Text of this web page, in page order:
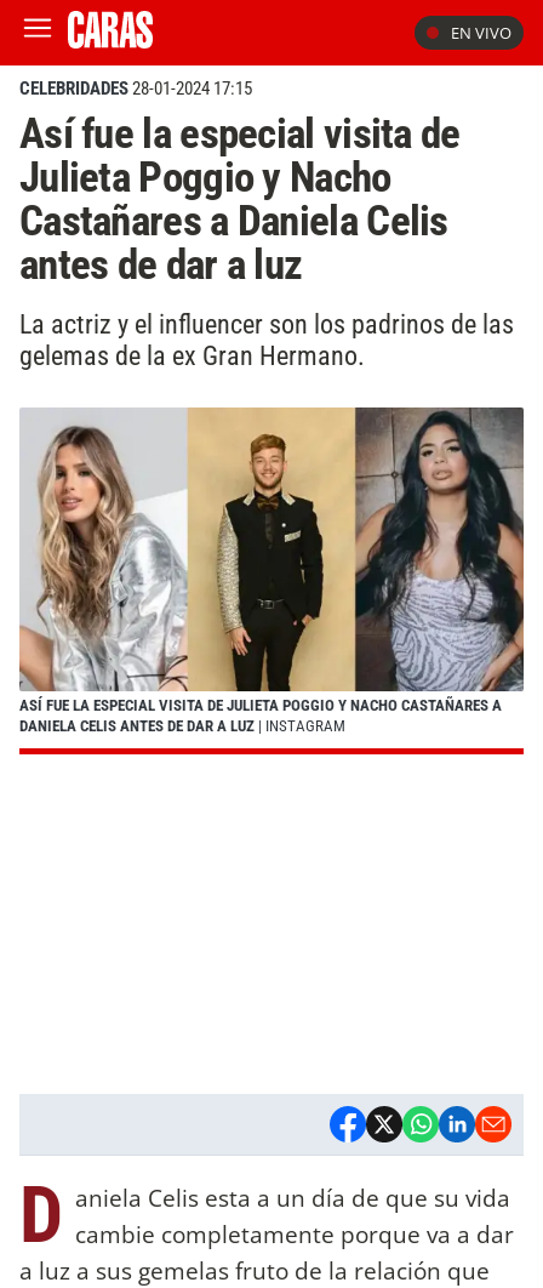
EN VIVO
CELEBRIDADES28-01-2024 17:15
Así fue la especial visita de
Julieta Poggio y Nacho
Castañares a Daniela Celis
antes de dar a luz
La actriz y el influencer son los padrinos de las
gelemas de la ex Gran Hermano.
ASÍ FUE LA ESPECIAL VISITA DE JULIETA POGGIO Y NACHO CASTAÑARES A
DANIELA CELIS ANTES DE DAR A LUZ | INSTAGRAM
D aniela Celis esta a un día de que su vida
cambie completamente porque va a dar
a luz a sus gemelas fruto de la relación que